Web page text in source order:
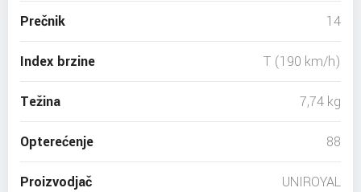
Prečnik 14
Index brzine T (190 km/h)
Težina 7,74 kg
Opterećenje 88
Proizvodjač UNIROYAL